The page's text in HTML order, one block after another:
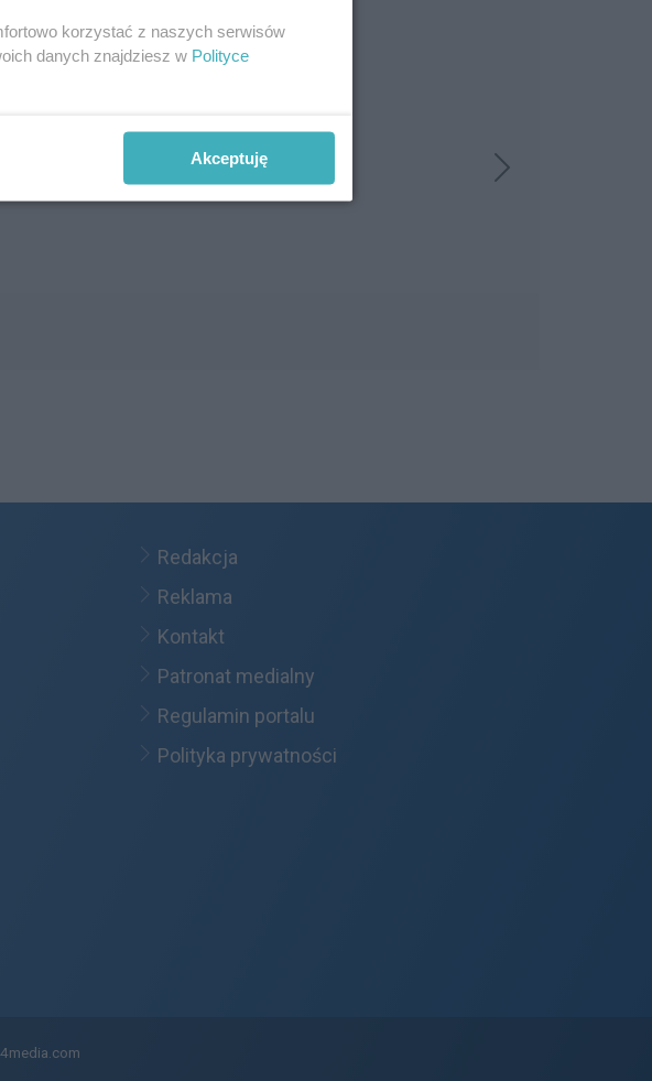
Redakcja
Reklama
Kontakt
Patronat medialny
Regulamin portalu
Polityka prywatności
korzystać z naszych serwisów
danych znajdziesz w Polityce
Akceptuję